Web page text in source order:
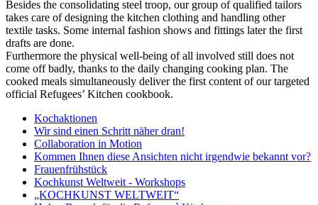
Besides the consolidating steel troop, our group of qualified tailors
takes care of designing the kitchen clothing and handling other
textile tasks. Some internal fashion shows and fittings later the first
drafts are done.
Furthermore the physical well-being of all involved still does not
come off badly, thanks to the daily changing cooking plan. The
cooked meals simultaneously deliver the first content of our targeted
official Refugees’ Kitchen cookbook.
Kochaktionen
Wir sind einen Schritt näher dran!
Collaboration in Motion
Kommen Ihnen diese Ansichten nicht irgendwie bekannt vor?
Frauenfrühstück
Kochkunst Weltweit - Workshops
„KOCHKUNST WELTWEIT“